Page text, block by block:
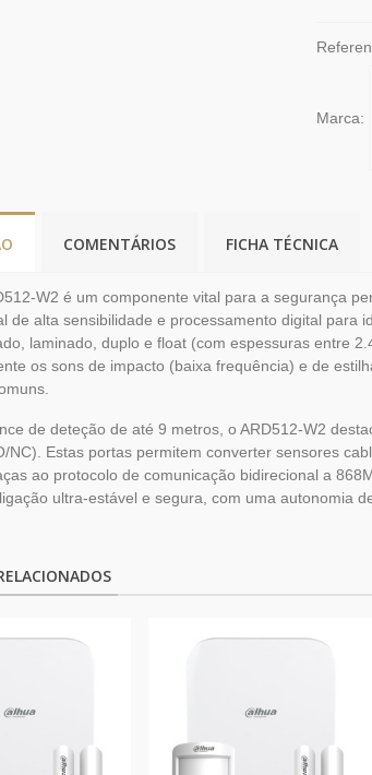
Marca:
COMENTÁRIOS FICHA TÉCNICA
W2 é um componente vital para a segurança
de alta sensibilidade e processamento digital para
laminado, duplo e float (com espessuras entre
os sons de impacto (baixa frequência) e de
de deteção de até 9 metros, o ARD512-W2
NC). Estas portas permitem converter sensores
ao protocolo de comunicação bidirecional a
ultra-estável e segura, com uma autonomia